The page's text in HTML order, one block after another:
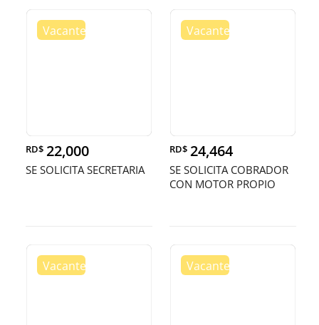
RD$ 22,000
SE SOLICITA SECRETARIA
RD$ 24,464
SE SOLICITA COBRADOR
CON MOTOR PROPIO